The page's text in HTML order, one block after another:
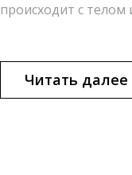
происходит с телом
Читать далее